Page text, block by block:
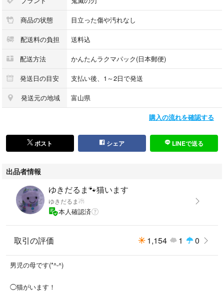
商品の状態 目立った傷や汚れなし
配送料の負担 送料込
配送方法 かんたんラクマパック(日本郵便)
発送日の目安 支払い後、1～2日で発送
発送元の地域 富山県
購入の流れを確認する
ポスト シェア LINEで送る
出品者情報
ゆきだるま🐾猫います
ゆきだるま☃
本人確認済
取引の評価 1,154 1 0
男児の母です(*^-^)
◯猫がいます！